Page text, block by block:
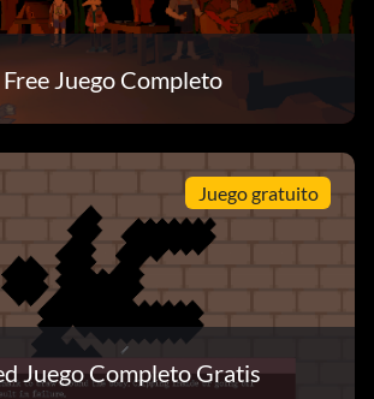
Juego Completo
Juego gratuito
Juego Completo Gratis